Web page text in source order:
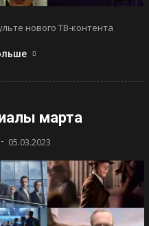
нового ТВ-контента
марта
- 05.03.2023